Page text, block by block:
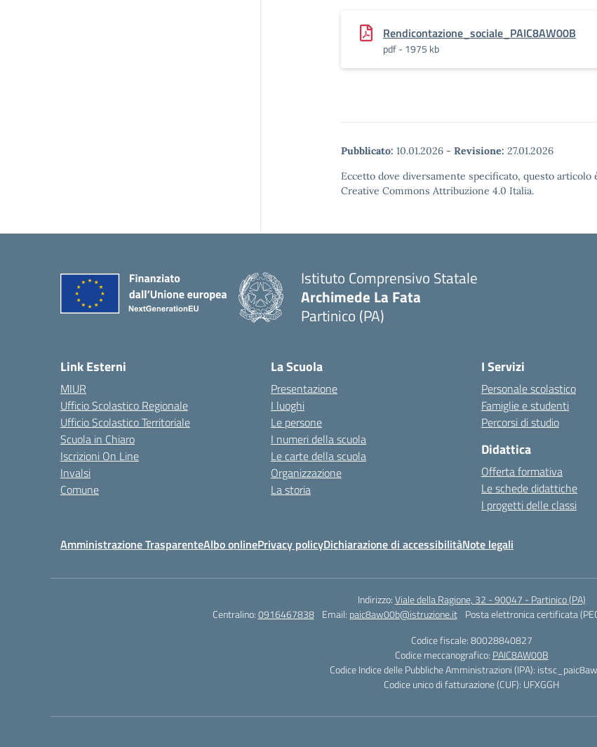
Rendicontazione_sociale_PAIC8AW00B
pdf - 1975 kb
Pubblicato: 10.01.2026 - Revisione: 27.01.2026
Eccetto dove diversamente specificato, questo articolo
Creative Commons Attribuzione 4.0 Italia.
Istituto Comprensivo Statale
Archimede La Fata
Partinico (PA)
Link Esterni
MIUR
Ufficio Scolastico Regionale
Ufficio Scolastico Territoriale
Scuola in Chiaro
Iscrizioni On Line
Invalsi
Comune
La Scuola
Presentazione
I luoghi
Le persone
I numeri della scuola
Le carte della scuola
Organizzazione
La storia
I Servizi
Personale scolastico
Famiglie e studenti
Percorsi di studio
Didattica
Offerta formativa
Le schede didattiche
I progetti delle classi
Amministrazione TrasparenteAlbo onlinePrivacy policyDichiarazione di accessibilitàNote legali
Indirizzo:Viale della Ragione, 32 - 90047 - Partinico (PA)
Centralino:0916467838 Email: paic8aw00b@istruzione.it Posta elettronica certificata
Codice fiscale: 80028840827
Codice meccanografico: PAIC8AW00B
Codice Indice delle Pubbliche Amministrazioni (IPA):
Codice unico di fatturazione (CUF): UFXGGH